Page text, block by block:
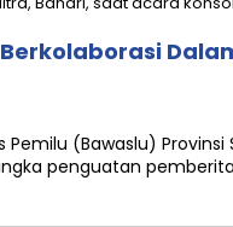
Pemilu (Bawaslu)
penguatan